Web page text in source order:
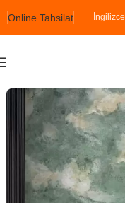
Online Tahsilat İngilizce